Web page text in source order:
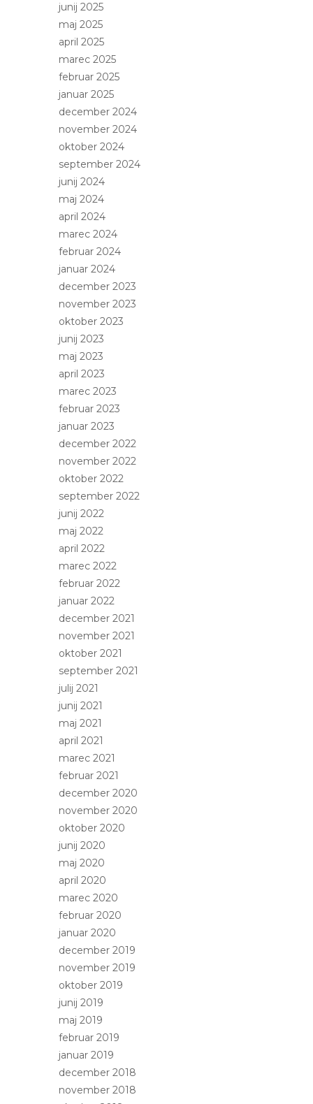
junij 2025
maj 2025
april 2025
marec 2025
februar 2025
januar 2025
december 2024
november 2024
oktober 2024
september 2024
junij 2024
maj 2024
april 2024
marec 2024
februar 2024
januar 2024
december 2023
november 2023
oktober 2023
junij 2023
maj 2023
april 2023
marec 2023
februar 2023
januar 2023
december 2022
november 2022
oktober 2022
september 2022
junij 2022
maj 2022
april 2022
marec 2022
februar 2022
januar 2022
december 2021
november 2021
oktober 2021
september 2021
julij 2021
junij 2021
maj 2021
april 2021
marec 2021
februar 2021
december 2020
november 2020
oktober 2020
junij 2020
maj 2020
april 2020
marec 2020
februar 2020
januar 2020
december 2019
november 2019
oktober 2019
junij 2019
maj 2019
februar 2019
januar 2019
december 2018
november 2018